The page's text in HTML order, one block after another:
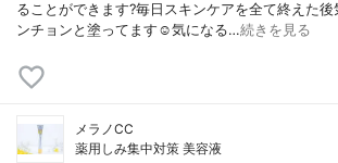
ることができます?毎日スキンケアを全て終えた後
ンチョンと塗ってます☺️気になる…続きを見る
メラノCC
薬用しみ集中対策 美容液